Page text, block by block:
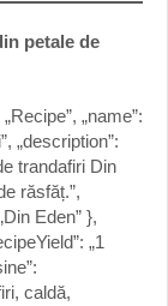
petale de
„name”:
„description”:
trandafiri Din
răsfăț.”,
Eden” },
„1
caldă,